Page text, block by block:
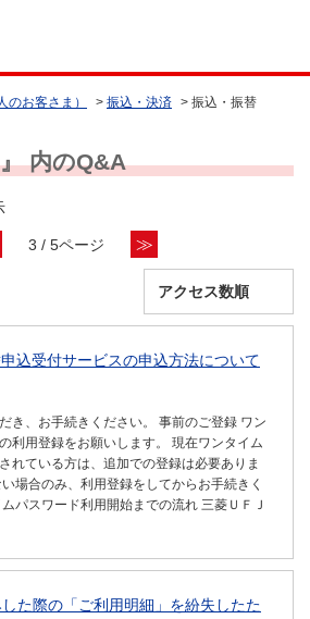
お客さま） > 振込・決済 > 振込・振替
内のQ&A
3 / 5ページ ≫
込受付サービスの申込方法について
き、お手続きください。 事前のご登録 ワン
利用登録をお願いします。 現在ワンタイム
れている方は、追加での登録は必要ありま
場合のみ、利用登録をしてからお手続きく
パスワード利用開始までの流れ 三菱ＵＦＪ
た際の「ご利用明細」を紛失したた